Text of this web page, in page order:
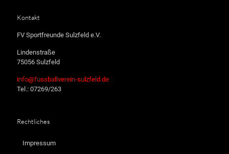
Kontakt
FV Sportfreunde Sulzfeld e.V.
Lindenstraße
75056 Sulzfeld
info@fussballverein-sulzfeld.de
Tel.: 07269/263
Rechtliches
Impressum